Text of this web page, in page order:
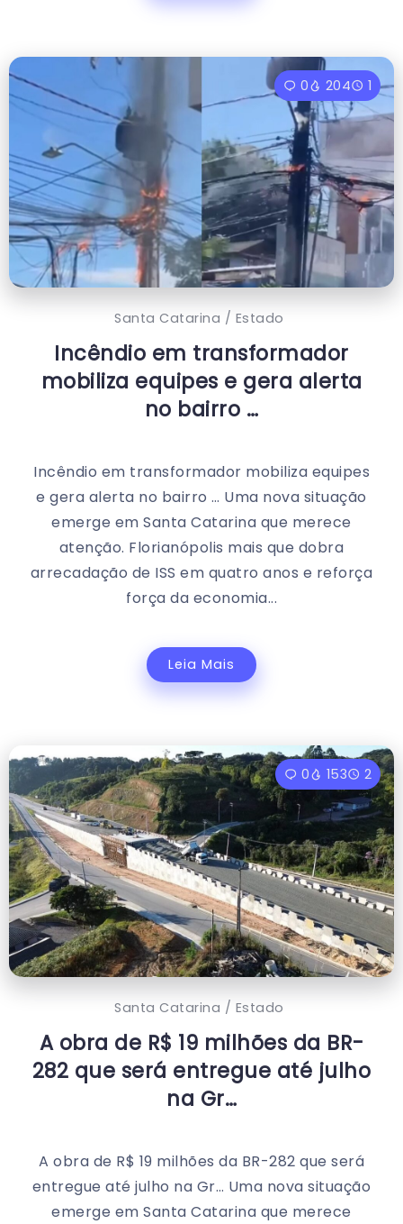
0 204 1
Santa Catarina / Estado
Incêndio em transformador
mobiliza equipes e gera alerta
no bairro …
Incêndio em transformador mobiliza equipes
e gera alerta no bairro … Uma nova situação
emerge em Santa Catarina que merece
atenção. Florianópolis mais que dobra
arrecadação de ISS em quatro anos e reforça
força da economia...
Leia Mais
0 153 2
Santa Catarina / Estado
A obra de R$ 19 milhões da BR-
282 que será entregue até julho
na Gr…
A obra de R$ 19 milhões da BR-282 que será
entregue até julho na Gr… Uma nova situação
emerge em Santa Catarina que merece